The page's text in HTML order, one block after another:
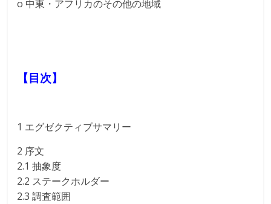
o 中東・アフリカのその他の地域
【目次】
1 エグゼクティブサマリー
2 序文
2.1 抽象度
2.2 ステークホルダー
2.3 調査範囲